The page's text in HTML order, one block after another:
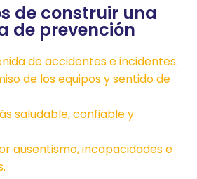
de construir una
de prevención
de accidentes e incidentes.
de los equipos y sentido de
saludable, confiable y
ausentismo, incapacidades e